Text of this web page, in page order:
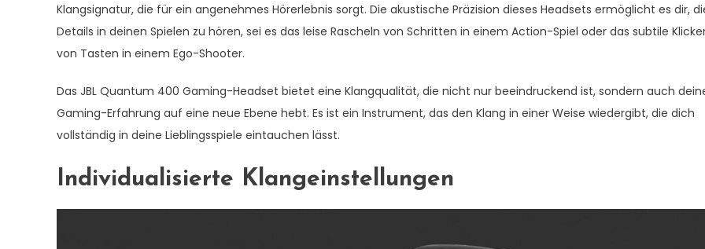
Klangsignatur, die für ein angenehmes Hörerlebnis sorgt. Die akustische Präzision dieses Headsets ermöglicht es dir,
Details in deinen Spielen zu hören, sei es das leise Rascheln von Schritten in einem Action-Spiel oder das subtile
von Tasten in einem Ego-Shooter.
Das JBL Quantum 400 Gaming-Headset bietet eine Klangqualität, die nicht nur beeindruckend ist, sondern auch
Gaming-Erfahrung auf eine neue Ebene hebt. Es ist ein Instrument, das den Klang in einer Weise wiedergibt, die dich
vollständig in deine Lieblingsspiele eintauchen lässt.
Individualisierte Klangeinstellungen